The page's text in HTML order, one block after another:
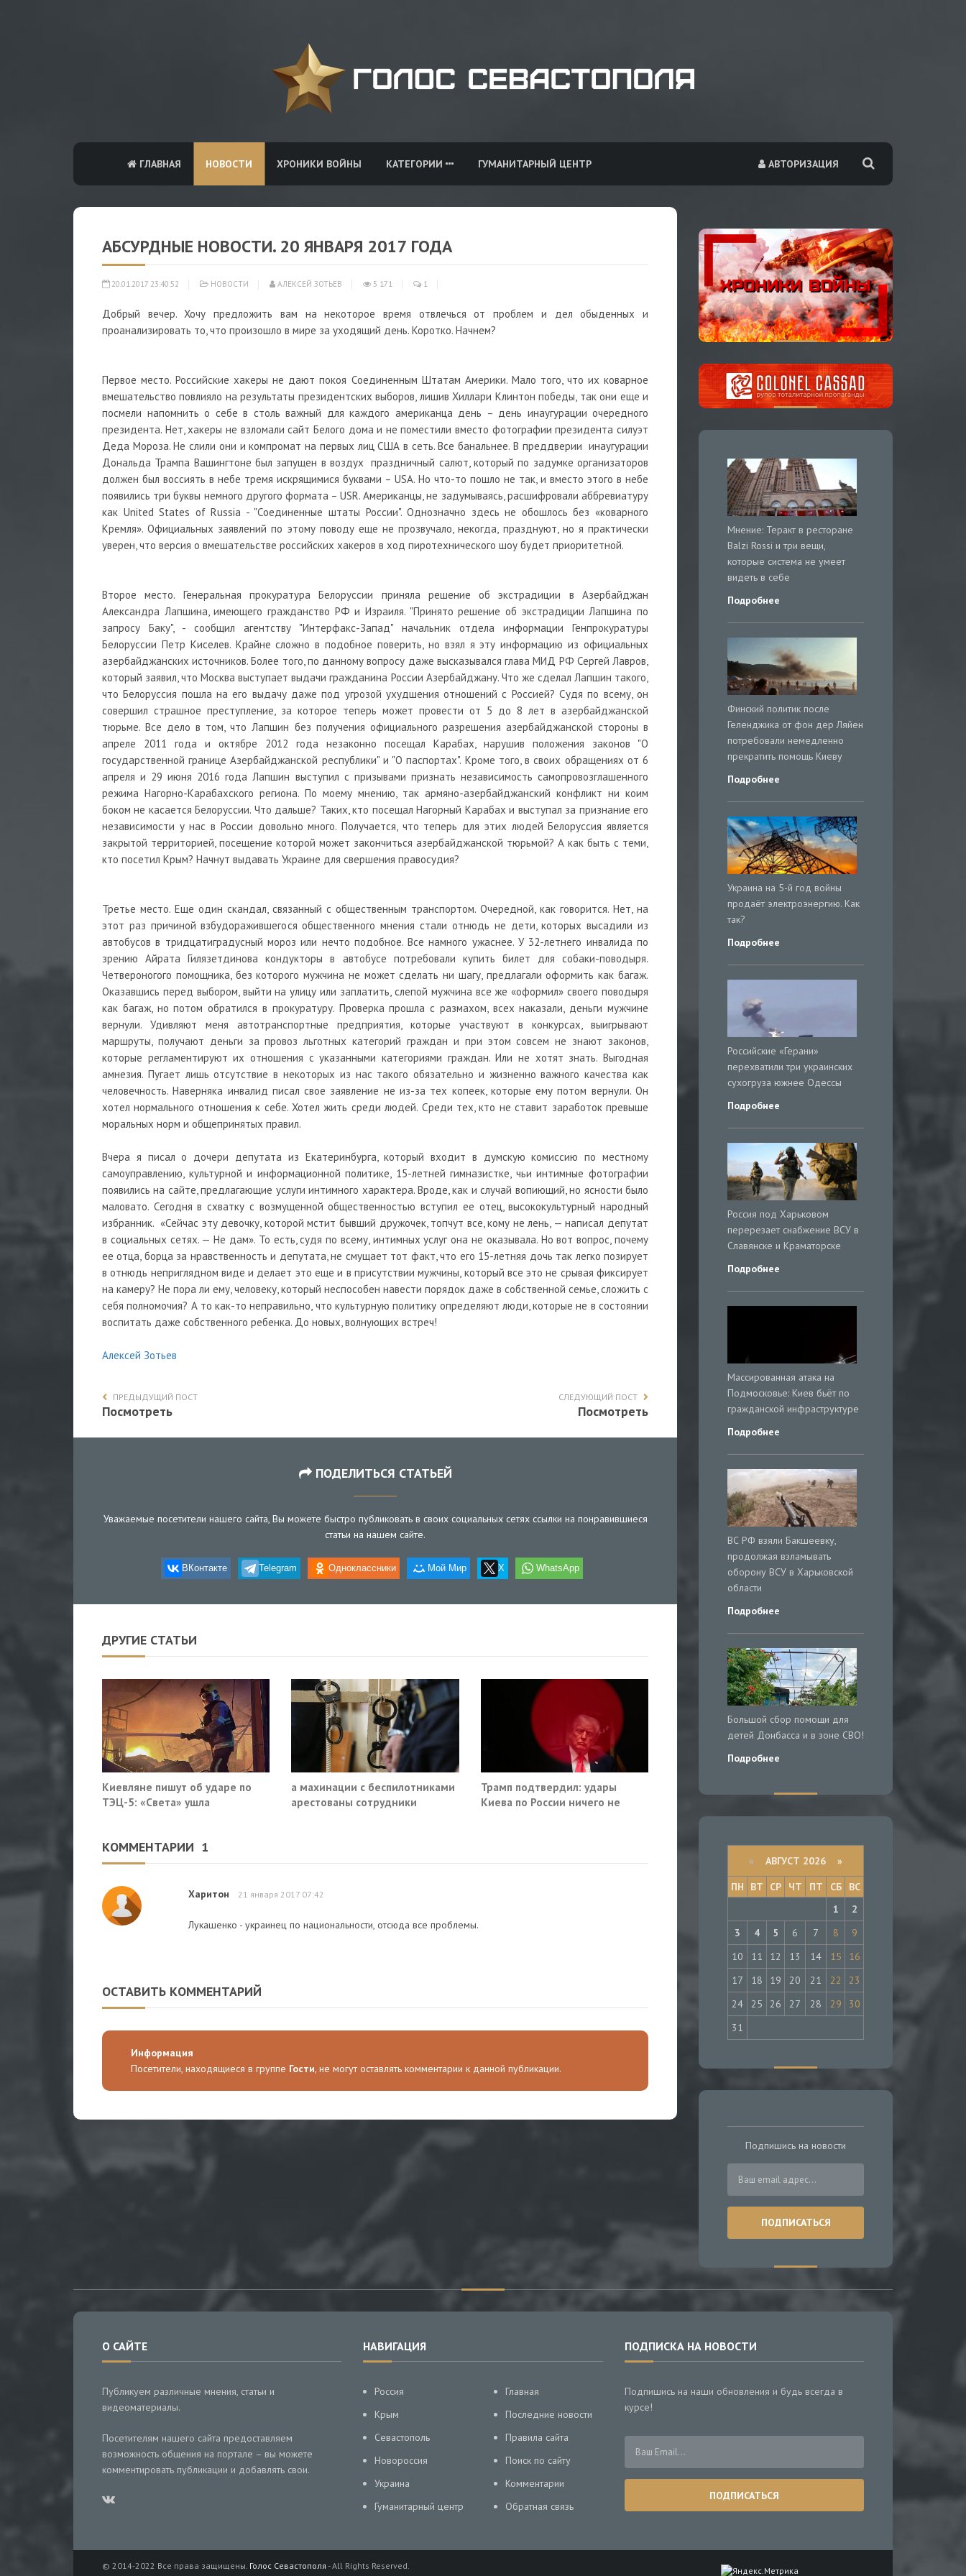
АВТОРИЗАЦИЯ
ГЛАВНАЯ НОВОСТИ ХРОНИКИ ВОЙНЫ КАТЕГОРИИ ГУМАНИТАРНЫЙ ЦЕНТР
АБСУРДНЫЕ НОВОСТИ. 20 ЯНВАРЯ 2017 ГОДА
20.01.2017 23:40:52 НОВОСТИ АЛЕКСЕЙ ЗОТЬЕВ 5 171 1
Добрый вечер. Хочу предложить вам на некоторое время отвлечься от проблем и дел обыденных и
проанализировать то, что произошло в мире за уходящий день. Коротко. Начнем?
Первое место. Российские хакеры не дают покоя Соединенным Штатам Америки. Мало того, что их коварное
вмешательство повлияло на результаты президентских выборов, лишив Хиллари Клинтон победы, так они еще и
посмели напомнить о себе в столь важный для каждого американца день – день инаугурации очередного
президента. Нет, хакеры не взломали сайт Белого дома и не поместили вместо фотографии президента силуэт
Деда Мороза. Не слили они и компромат на первых лиц США в сеть. Все банальнее. В преддверии инаугурации
Дональда Трампа Вашингтоне был запущен в воздух праздничный салют, который по задумке организаторов
должен был воссиять в небе тремя искрящимися буквами – USA. Но что-то пошло не так, и вместо этого в небе
появились три буквы немного другого формата – USR. Американцы, не задумываясь, расшифровали аббревиатуру
как United States of Russia - "Соединенные штаты России". Однозначно здесь не обошлось без «коварного
Кремля». Официальных заявлений по этому поводу еще не прозвучало, некогда, празднуют, но я практически
уверен, что версия о вмешательстве российских хакеров в ход пиротехнического шоу будет приоритетной.
Второе место. Генеральная прокуратура Белоруссии приняла решение об экстрадиции в Азербайджан
Александра Лапшина, имеющего гражданство РФ и Израиля. "Принято решение об экстрадиции Лапшина по
запросу Баку", - сообщил агентству "Интерфакс-Запад" начальник отдела информации Генпрокуратуры
Белоруссии Петр Киселев. Крайне сложно в подобное поверить, но взял я эту информацию из официальных
азербайджанских источников. Более того, по данному вопросу даже высказывался глава МИД РФ Сергей Лавров,
который заявил, что Москва выступает выдачи гражданина России Азербайджану. Что же сделал Лапшин такого,
что Белоруссия пошла на его выдачу даже под угрозой ухудшения отношений с Россией? Судя по всему, он
совершил страшное преступление, за которое теперь может провести от 5 до 8 лет в азербайджанской
тюрьме. Все дело в том, что Лапшин без получения официального разрешения азербайджанской стороны в
апреле 2011 года и октябре 2012 года незаконно посещал Карабах, нарушив положения законов "О
государственной границе Азербайджанской республики" и "О паспортах". Кроме того, в своих обращениях от 6
апреля и 29 июня 2016 года Лапшин выступил с призывами признать независимость самопровозглашенного
режима Нагорно-Карабахского региона. По моему мнению, так армяно-азербайджанский конфликт ни коим
боком не касается Белоруссии. Что дальше? Таких, кто посещал Нагорный Карабах и выступал за признание его
независимости у нас в России довольно много. Получается, что теперь для этих людей Белоруссия является
закрытой территорией, посещение которой может закончиться азербайджанской тюрьмой? А как быть с теми,
кто посетил Крым? Начнут выдавать Украине для свершения правосудия?
Третье место. Еще один скандал, связанный с общественным транспортом. Очередной, как говорится. Нет, на
этот раз причиной взбудоражившегося общественного мнения стали отнюдь не дети, которых высадили из
автобусов в тридцатиградусный мороз или нечто подобное. Все намного ужаснее. У 32-летнего инвалида по
зрению Айрата Гилязетдинова кондукторы в автобусе потребовали купить билет для собаки-поводыря.
Четвероногого помощника, без которого мужчина не может сделать ни шагу, предлагали оформить как багаж.
Оказавшись перед выбором, выйти на улицу или заплатить, слепой мужчина все же «оформил» своего поводыря
как багаж, но потом обратился в прокуратуру. Проверка прошла с размахом, всех наказали, деньги мужчине
вернули. Удивляют меня автотранспортные предприятия, которые участвуют в конкурсах, выигрывают
маршруты, получают деньги за провоз льготных категорий граждан и при этом совсем не знают законов,
которые регламентируют их отношения с указанными категориями граждан. Или не хотят знать. Выгодная
амнезия. Пугает лишь отсутствие в некоторых из нас такого обязательно и жизненно важного качества как
человечность. Наверняка инвалид писал свое заявление не из-за тех копеек, которые ему потом вернули. Он
хотел нормального отношения к себе. Хотел жить среди людей. Среди тех, кто не ставит заработок превыше
моральных норм и общепринятых правил.
Вчера я писал о дочери депутата из Екатеринбурга, который входит в думскую комиссию по местному
самоуправлению, культурной и информационной политике, 15-летней гимназистке, чьи интимные фотографии
появились на сайте, предлагающие услуги интимного характера. Вроде, как и случай вопиющий, но ясности было
маловато. Сегодня в схватку с возмущенной общественностью вступил ее отец, высококультурный народный
избранник. «Сейчас эту девочку, которой мстит бывший дружочек, топчут все, кому не лень, — написал депутат
в социальных сетях. — Не дам». То есть, судя по всему, интимных услуг она не оказывала. Но вот вопрос, почему
ее отца, борца за нравственность и депутата, не смущает тот факт, что его 15-летняя дочь так легко позирует
в отнюдь неприглядном виде и делает это еще и в присутствии мужчины, который все это не срывая фиксирует
на камеру? Не пора ли ему, человеку, который неспособен навести порядок даже в собственной семье, сложить с
себя полномочия? А то как-то неправильно, что культурную политику определяют люди, которые не в состоянии
воспитать даже собственного ребенка. До новых, волнующих встреч!
Алексей Зотьев
ПРЕДЫДУЩИЙ ПОСТ
Посмотреть
СЛЕДУЮЩИЙ ПОСТ
Посмотреть
ПОДЕЛИТЬСЯ СТАТЬЕЙ
Уважаемые посетители нашего сайта, Вы можете быстро публиковать в своих социальных сетях ссылки на понравившиеся
статьи на нашем сайте.
ВКонтакте Telegram Одноклассники Мой Мир X WhatsApp
ДРУГИЕ СТАТЬИ
Киевляне пишут об ударе по
ТЭЦ-5: «Света» ушла
а махинации с беспилотниками
арестованы сотрудники
Трамп подтвердил: удары
Киева по России ничего не
КОММЕНТАРИИ 1
Харитон 21 января 2017 07:42
Лукашенко - украинец по национальности, отсюда все проблемы.
ОСТАВИТЬ КОММЕНТАРИЙ
Информация
Посетители, находящиеся в группе Гости, не могут оставлять комментарии к данной публикации.
Мнение: Теракт в ресторане
Balzi Rossi и три вещи,
которые система не умеет
видеть в себе
Подробнее
Финский политик после
Геленджика от фон дер Ляйен
потребовали немедленно
прекратить помощь Киеву
Подробнее
Украина на 5-й год войны
продаёт электроэнергию. Как
так?
Подробнее
Российские «Герани»
перехватили три украинских
сухогруза южнее Одессы
Подробнее
Россия под Харьковом
перерезает снабжение ВСУ в
Славянске и Краматорске
Подробнее
Массированная атака на
Подмосковье: Киев бьёт по
гражданской инфраструктуре
Подробнее
ВС РФ взяли Бакшеевку,
продолжая взламывать
оборону ВСУ в Харьковской
области
Подробнее
Большой сбор помощи для
детей Донбасса и в зоне СВО!
Подробнее
« АВГУСТ 2026 »
ПН
ВТ СР ЧТ ПТ СБ
ВС
1
2
3
4 5 6 7 8
9
10
11 12 13 14 15
16
17
18 19 20 21 22
23
24
25 26 27 28 29
30
31
Подпишись на новости
О САЙТЕ
Публикуем различные мнения, статьи и
видеоматериалы.
Посетителям нашего сайта предоставляем
возможность общения на портале – вы можете
комментировать публикации и добавлять свои.
НАВИГАЦИЯ
Россия
Крым
Севастополь
Новороссия
Украина
Гуманитарный центр
Главная
Последние новости
Правила сайта
Поиск по сайту
Комментарии
Обратная связь
ПОДПИСКА НА НОВОСТИ
Подпишись на наши обновления и будь всегда в
курсе!
© 2014-2022 Все права защищены. Голос Севастополя - All Rights Reserved.